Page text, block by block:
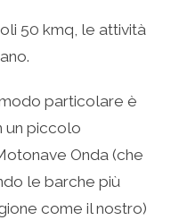
50 kmq, le attività
particolare è
un piccolo
Onda (che
le barche più
come il nostro)